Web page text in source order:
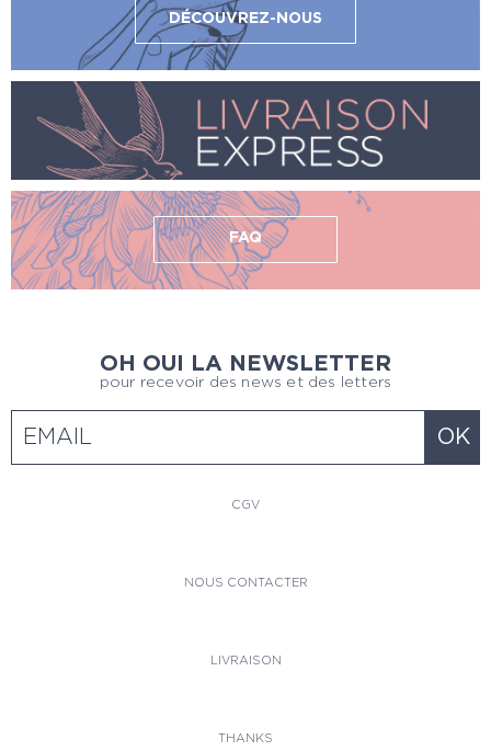
DÉCOUVREZ-NOUS
FAQ
OH OUI LA NEWSLETTER
pour recevoir des news et des letters
CGV
NOUS CONTACTER
LIVRAISON
THANKS